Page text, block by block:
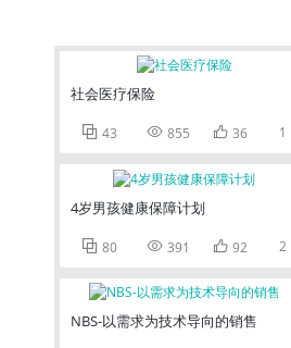
社会医疗保险
 43  855  36 1
4岁男孩健康保障计划
 80  391  92 2
NBS-以需求为技术导向的销售